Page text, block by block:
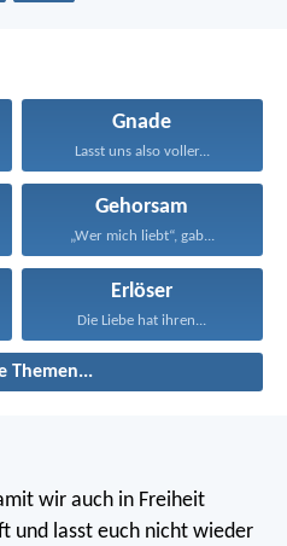
Gnade
Lasst uns also voller...
Gehorsam
„Wer mich liebt“, gab...
Erlöser
Die Liebe hat ihren...
Themen...
wir auch in Freiheit
und lasst euch nicht wieder